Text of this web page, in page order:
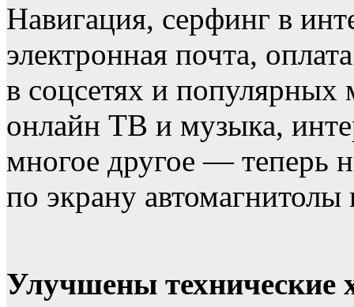
Навигация, серфинг в
электронная почта,
в соцсетях и
онлайн ТВ и музыка,
многое другое — теперь
по экрану
Улучшены технические